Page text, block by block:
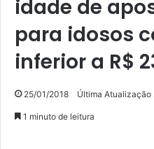
idade de
para idosos
inferior a R$
25/01/2018 Última Atualização
1 minuto de leitura